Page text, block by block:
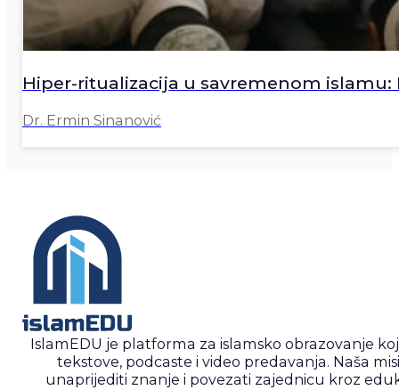
Hiper-ritualizacija u savremenom
Dr. Ermin Sinanović
IslamEDU je platforma za islamsko obrazovanje
tekstove, podcaste i video predavanja. Naša
unaprijediti znanje i povezati zajednicu kroz